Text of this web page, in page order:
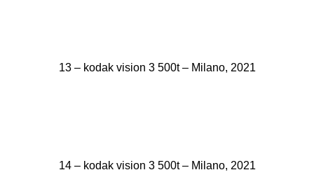
13 – kodak vision 3 500t – Milano, 2021
14 – kodak vision 3 500t – Milano, 2021